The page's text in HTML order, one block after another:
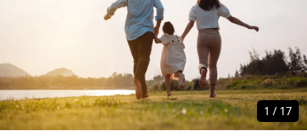
1 / 17
1 / 17